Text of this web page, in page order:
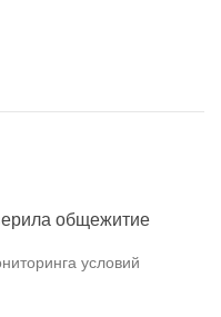
общежитие
условий